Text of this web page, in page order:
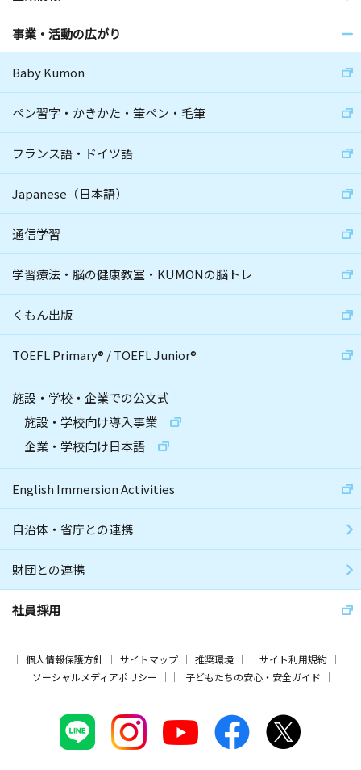
事業・活動の広がり
Baby Kumon
ペン習字・かきかた・筆ペン・毛筆
フランス語・ドイツ語
Japanese（日本語）
通信学習
学習療法・脳の健康教室・KUMONの脳トレ
くもん出版
TOEFL Primary® /TOEFL Junior®
施設・学校・企業での公文式
施設・学校向け導入事業
企業・学校向け日本語
English Immersion Activities
自治体・省庁との連携
財団との連携
社員採用
個人情報保護方針 サイトマップ 推奨環境
サイト利用規約
ソーシャルメディアポリシー
子どもたちの安心・安全ガイド